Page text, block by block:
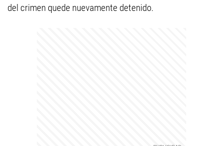
del crimen quede nuevamente detenido.